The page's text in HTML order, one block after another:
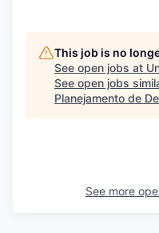
This job is no
See open jobs at
See open jobs
Planejamento de
See more